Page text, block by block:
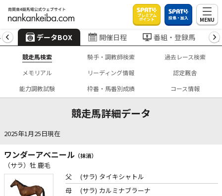
プレミアム
ポイント 投票・加入 MENU
データBOX 開催日程 番組・登録馬
競走馬検索 騎手・調教師検索
過去レース検索
メモリアル
リーディング情報
認定厩舎
能力調教試験
枠番・馬番別成績 コース情報
競走馬詳細データ
2025年1月25日現在
ワンダーアベニール （抹消）
（サラ）牡 鹿毛
父 (サラ) タイキシャトル
母
(サラ) カルミナブラーナ